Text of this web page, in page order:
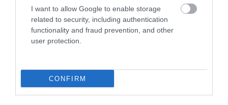
I want to allow Google to enable storage
related to security, including authentication
functionality and fraud prevention, and other
user protection.
CONFIRM
MINDENNAPI ÁTALAKULÁSA
2026. augusztus 10